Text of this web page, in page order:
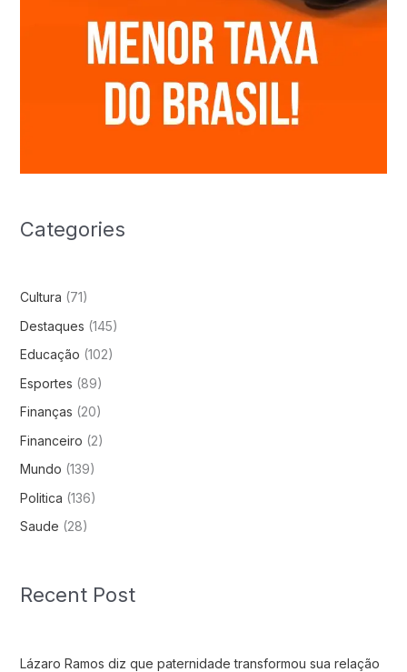
Categories
Cultura (71)
Destaques (145)
Educação (102)
Esportes (89)
Finanças (20)
Financeiro (2)
Mundo (139)
Politica (136)
Saude (28)
Recent Post
Lázaro Ramos diz que paternidade transformou sua relação